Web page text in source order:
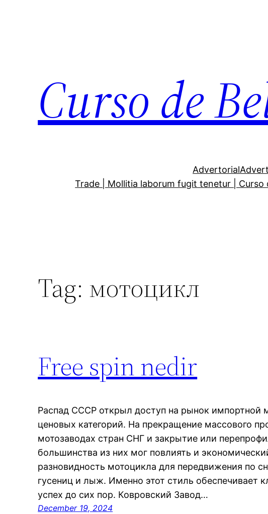
Curso de
Advertorial
Trade | Mollitia laborum fugit tenetur | Curso
Tag: мотоцикл
Free spin nedir
Распад СССР открыл доступ на рынок импортной
ценовых категорий. На прекращение массового
мотозаводах стран СНГ и закрытие или
большинства из них мог повлиять и
разновидность мотоцикла для передвижения по
гусениц и лыж. Именно этот стиль обеспечивает
успех до сих пор. Ковровский Завод…
December 19, 2024